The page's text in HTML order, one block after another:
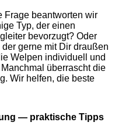
Frage beantworten wir
Typ, der einen
bevorzugt? Oder
gerne mit Dir draußen
Welpen individuell und
überrascht die
Wir helfen, die beste
— praktische Tipps